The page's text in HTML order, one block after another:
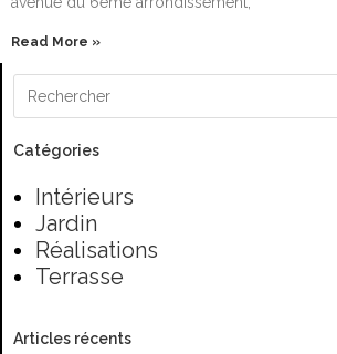
Read More »
Catégories
Intérieurs
Jardin
Réalisations
Terrasse
Articles récents